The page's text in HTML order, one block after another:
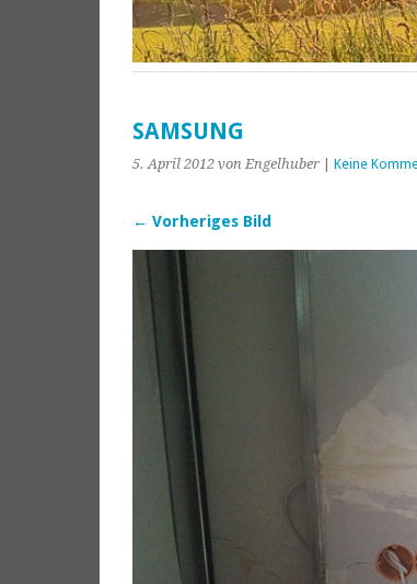
SAMSUNG
5. April 2012 von Engelhuber Keine
← Vorheriges Bild